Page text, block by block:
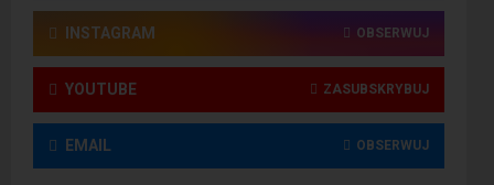
INSTAGRAM OBSERWUJ
YOUTUBE ZASUBSKRYBUJ
EMAIL OBSERWUJ